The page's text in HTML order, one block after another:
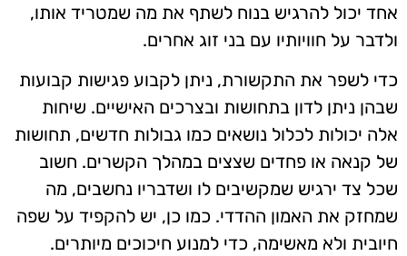
אחד יכול להרגיש בנוח לשתף את מה שמטריד אותו,
ולדבר על חוויותיו עם בני זוג אחרים.
כדי לשפר את התקשורת, ניתן לקבוע פגישות קבועות
שבהן ניתן לדון בתחושות ובצרכים האישיים. שיחות
אלה יכולות לכלול נושאים כמו גבולות חדשים, תחושות
של קנאה או פחדים שצצים במהלך הקשרים. חשוב
שכל צד ירגיש שמקשיבים לו ושדבריו נחשבים, מה
שמחזק את האמון ההדדי. כמו כן, יש להקפיד על שפה
חיובית ולא מאשימה, כדי למנוע חיכוכים מיותרים.